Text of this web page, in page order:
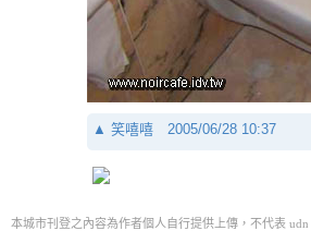
▲ 笑嘻嘻 2005/06/28 10:37
本城市刊登之內容為作者個人自行提供上傳，不代表 udn